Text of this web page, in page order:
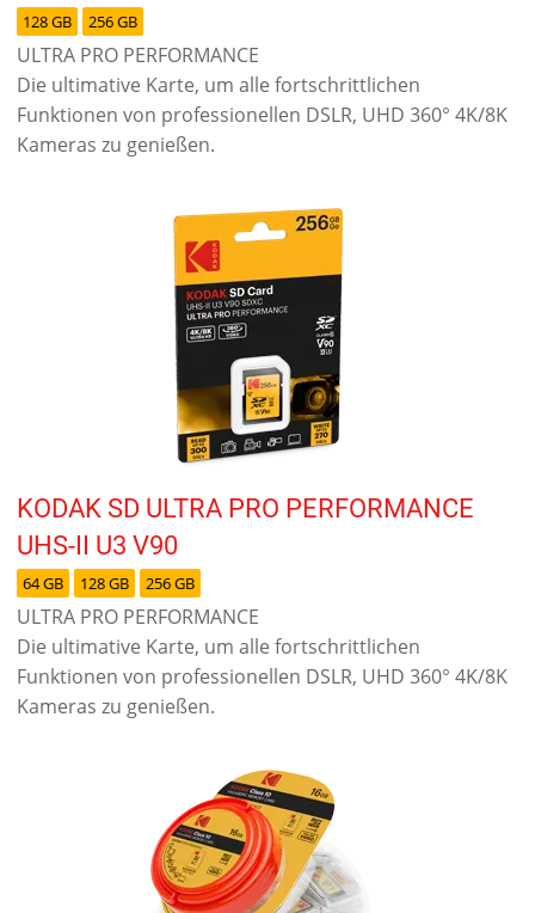
128 GB 256 GB
ULTRA PRO PERFORMANCE
Die ultimative Karte, um alle fortschrittlichen
Funktionen von professionellen DSLR, UHD 360° 4K/8K
Kameras zu genießen.
KODAK SD ULTRA PRO PERFORMANCE
UHS-II U3 V90
64 GB 128 GB 256 GB
ULTRA PRO PERFORMANCE
Die ultimative Karte, um alle fortschrittlichen
Funktionen von professionellen DSLR, UHD 360° 4K/8K
Kameras zu genießen.